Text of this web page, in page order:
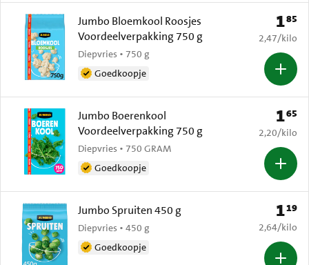
Jumbo Bloemkool Roosjes
Voordeelverpakking 750 g
Diepvries • 750 g
Goedkoopje
Prijs:
185
€ 2,47 per
2,47/kilo
Jumbo Boerenkool
Voordeelverpakking 750 g
Diepvries • 750 GRAM
Goedkoopje
Prijs:
165
€ 2,20 per
2,20/kilo
Jumbo Spruiten 450 g
Diepvries • 450 g
Goedkoopje
Prijs:
119
€ 2,64 per
2,64/kilo